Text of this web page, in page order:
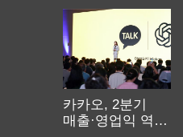
카카오, 2분기
매출·영업익 역대